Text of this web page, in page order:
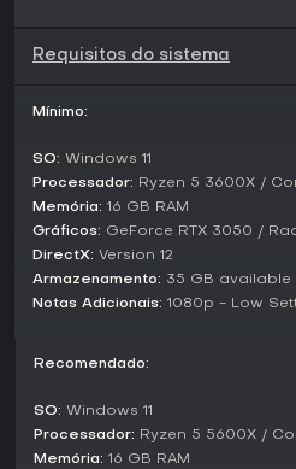
completando missões ligadas à
história e viés histórico,
cenários atmosféricos e
recebeu críticas por combates
performance no PC, que podem
experiência. Avaliações de
inicial forte, mas apontam
jogada rápida, embora públicos
Requisitos do sistema
Mínimo:
SO: Windows 11
Processador: Ryzen 5 3600X /
Memória: 16 GB RAM
Gráficos: GeForce RTX 3050 /
DirectX: Version 12
Armazenamento: 35 GB available
Notas Adicionais: 1080p - Low
Recomendado:
SO: Windows 11
Processador: Ryzen 5 5600X /
Memória: 16 GB RAM